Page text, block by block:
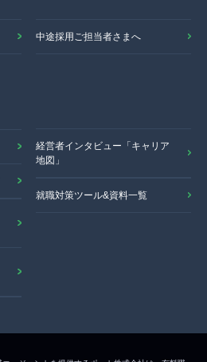
中途採用ご担当者さまへ
経営者インタビュー「キャリア
地図」
就職対策ツール&資料一覧